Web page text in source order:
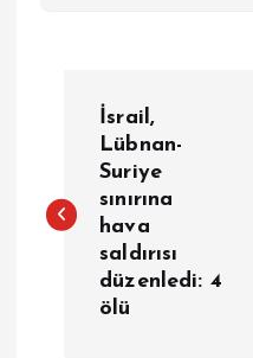
z
İsrail,
Lübnan-
Suriye
sınırına
hava
saldırısı
düzenledi: 4
ölü